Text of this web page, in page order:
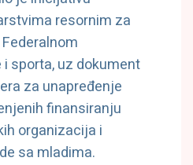
resornim za
sporta, uz dokument
za unapređenje
finansiranju
organizacija i
sa mladima.